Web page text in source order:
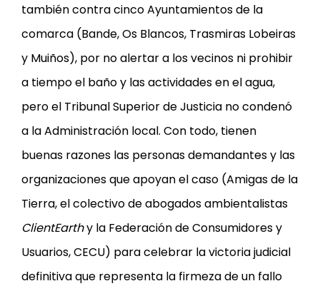
también contra cinco Ayuntamientos de la
comarca (Bande, Os Blancos, Trasmiras Lobeiras
y Muiños), por no alertar a los vecinos ni prohibir
a tiempo el baño y las actividades en el agua,
pero el Tribunal Superior de Justicia no condenó
a la Administración local. Con todo, tienen
buenas razones las personas demandantes y las
organizaciones que apoyan el caso (Amigas de la
Tierra, el colectivo de abogados ambientalistas
ClientEarthy la Federación de Consumidores y
Usuarios, CECU) para celebrar la victoria judicial
definitiva que representa la firmeza de un fallo